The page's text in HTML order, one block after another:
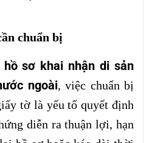
chuẩn bị
hồ sơ khai nhận di sản
ngoài, việc chuẩn bị
tờ là yếu tố quyết định
diễn ra thuận lợi, hạn